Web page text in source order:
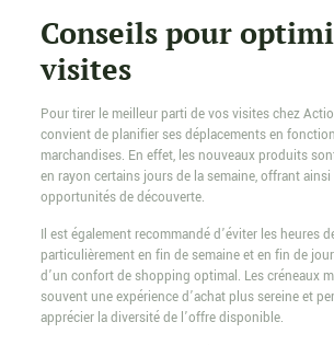
Conseils pour
visites
Pour tirer le meilleur parti de vos visites chez
convient de planifier ses déplacements en
marchandises. En effet, les nouveaux produits
en rayon certains jours de la semaine, offrant
opportunités de découverte.
Il est également recommandé d’éviter les heures
particulièrement en fin de semaine et en fin de
d’un confort de shopping optimal. Les créneaux
souvent une expérience d’achat plus sereine et
apprécier la diversité de l’offre disponible.